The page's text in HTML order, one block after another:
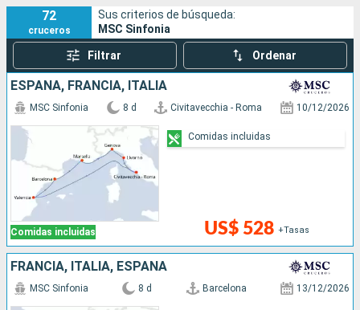
acogedor en el que se combina modernidad y elegancia.
72
cruceros
Sus criterios de búsqueda:
MSC Sinfonia
Filtrar Ordenar
ESPAÑA, FRANCIA, ITALIA
Comidas incluidas
MSC Sinfonia 8 d Civitavecchia - Roma 10/12/2026
US$ 528 +Tasas
Comidas incluidas
FRANCIA, ITALIA, ESPAÑA
MSC Sinfonia 8 d Barcelona 13/12/2026